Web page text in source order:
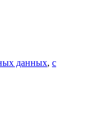
данных, с